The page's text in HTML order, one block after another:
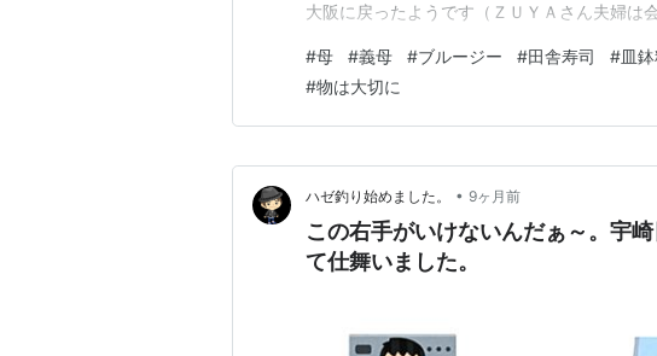
大阪に戻ったようです（ＺＵＹＡさん夫婦は
と思いますよ～ 今夜は仕事を終えて帰り着く
#母 #義母 #ブルージー #田舎寿司 #皿
#物は大切に
ハゼ釣り始めました。 • 9ヶ月前
この右手がいけないんだぁ～。宇
て仕舞いました。